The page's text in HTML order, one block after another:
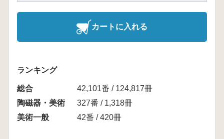
カートに入れる
ランキング
総合
42,101番 / 124,817冊
陶磁器・美術
327番 / 1,318冊
美術一般
42番 / 420冊